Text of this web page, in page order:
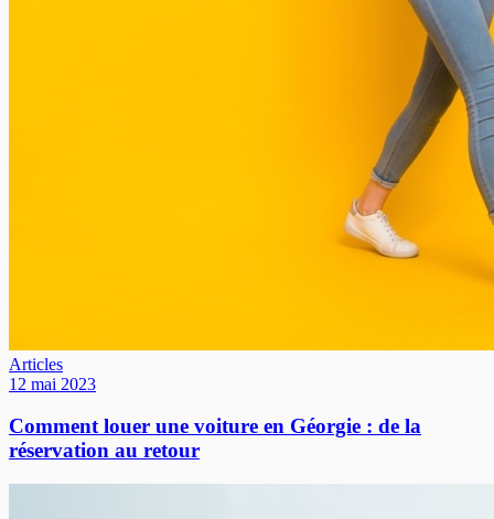
Articles
12 mai 2023
Comment louer une voiture en Géorgie : de la
réservation au retour